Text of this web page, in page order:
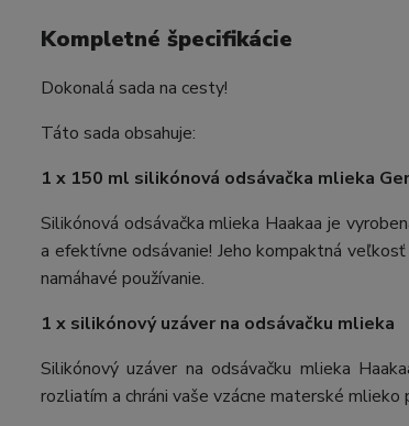
Kompletné špecifikácie
Dokonalá sada na cesty!
Táto sada obsahuje:
1 x 150 ml silikónová odsávačka mlieka
Silikónová odsávačka mlieka Haakaa je
a efektívne odsávanie! Jeho kompaktná
namáhavé používanie.
1 x silikónový uzáver na odsávačku mlieka
Silikónový uzáver na odsávačku mlieka
rozliatím a chráni vaše vzácne materské mlieko